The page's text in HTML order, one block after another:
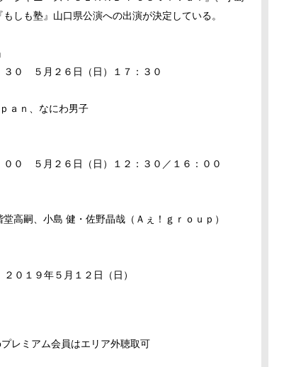
しも塾』山口県公演への出演が決定している。
３０ ５月２６日（日）１７：３０
ａｎ、なにわ男子
００ ５月２６日（日）１２：３０／１６：００
高嗣、小島 健・佐野晶哉（ Ａ ぇ！ｇｒｏｕｐ）
０１９年５月１２日（日）
レミアム会員はエリア外聴取可